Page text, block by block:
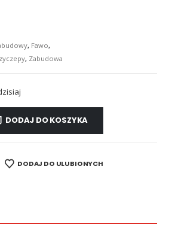
, Fawo,
, Zabudowa
DODAJ DO KOSZYKA
DODAJ DO ULUBIONYCH